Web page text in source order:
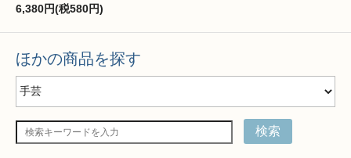
6,380円(税580円)
ほかの商品を探す
検索